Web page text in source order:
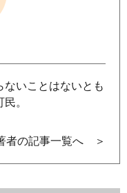
いことはないとも
。
者の記事一覧へ ＞